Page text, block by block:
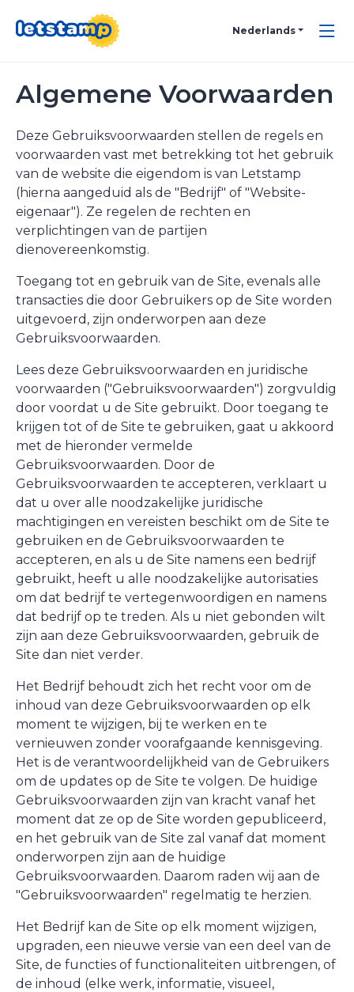
Nederlands
Algemene Voorwaarden
Deze Gebruiksvoorwaarden stellen de regels en
voorwaarden vast met betrekking tot het gebruik
van de website die eigendom is van Letstamp
(hierna aangeduid als de "Bedrijf" of "Website-
eigenaar"). Ze regelen de rechten en
verplichtingen van de partijen
dienovereenkomstig.
Toegang tot en gebruik van de Site, evenals alle
transacties die door Gebruikers op de Site worden
uitgevoerd, zijn onderworpen aan deze
Gebruiksvoorwaarden.
Lees deze Gebruiksvoorwaarden en juridische
voorwaarden ("Gebruiksvoorwaarden") zorgvuldig
door voordat u de Site gebruikt. Door toegang te
krijgen tot of de Site te gebruiken, gaat u akkoord
met de hieronder vermelde
Gebruiksvoorwaarden. Door de
Gebruiksvoorwaarden te accepteren, verklaart u
dat u over alle noodzakelijke juridische
machtigingen en vereisten beschikt om de Site te
gebruiken en de Gebruiksvoorwaarden te
accepteren, en als u de Site namens een bedrijf
gebruikt, heeft u alle noodzakelijke autorisaties
om dat bedrijf te vertegenwoordigen en namens
dat bedrijf op te treden. Als u niet gebonden wilt
zijn aan deze Gebruiksvoorwaarden, gebruik de
Site dan niet verder.
Het Bedrijf behoudt zich het recht voor om de
inhoud van deze Gebruiksvoorwaarden op elk
moment te wijzigen, bij te werken en te
vernieuwen zonder voorafgaande kennisgeving.
Het is de verantwoordelijkheid van de Gebruikers
om de updates op de Site te volgen. De huidige
Gebruiksvoorwaarden zijn van kracht vanaf het
moment dat ze op de Site worden gepubliceerd,
en het gebruik van de Site zal vanaf dat moment
onderworpen zijn aan de huidige
Gebruiksvoorwaarden. Daarom raden wij aan de
"Gebruiksvoorwaarden" regelmatig te herzien.
Het Bedrijf kan de Site op elk moment wijzigen,
upgraden, een nieuwe versie van een deel van de
Site, de functies of functionaliteiten uitbrengen, of
de inhoud (elke werk, informatie, visueel,